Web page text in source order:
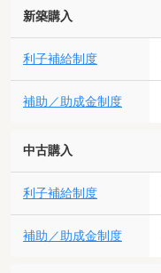
新築購入
利子補給制度
補助／助成金制度
中古購入
利子補給制度
補助／助成金制度